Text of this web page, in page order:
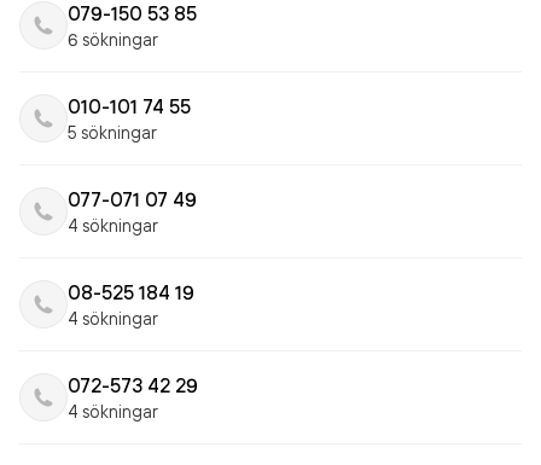
079-150 53 85
6 sökningar
010-101 74 55
5 sökningar
077-071 07 49
4 sökningar
08-525 184 19
4 sökningar
072-573 42 29
4 sökningar